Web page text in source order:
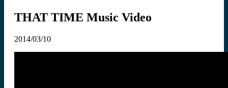
THAT TIME Music Video
2014/03/10